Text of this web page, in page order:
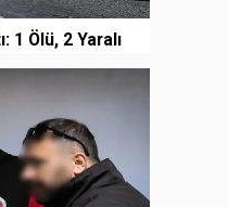
1 Ölü, 2 Yaralı